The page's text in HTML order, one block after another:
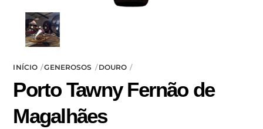
INÍCIO GENEROSOS DOURO
Porto Tawny Fernão de
Magalhães